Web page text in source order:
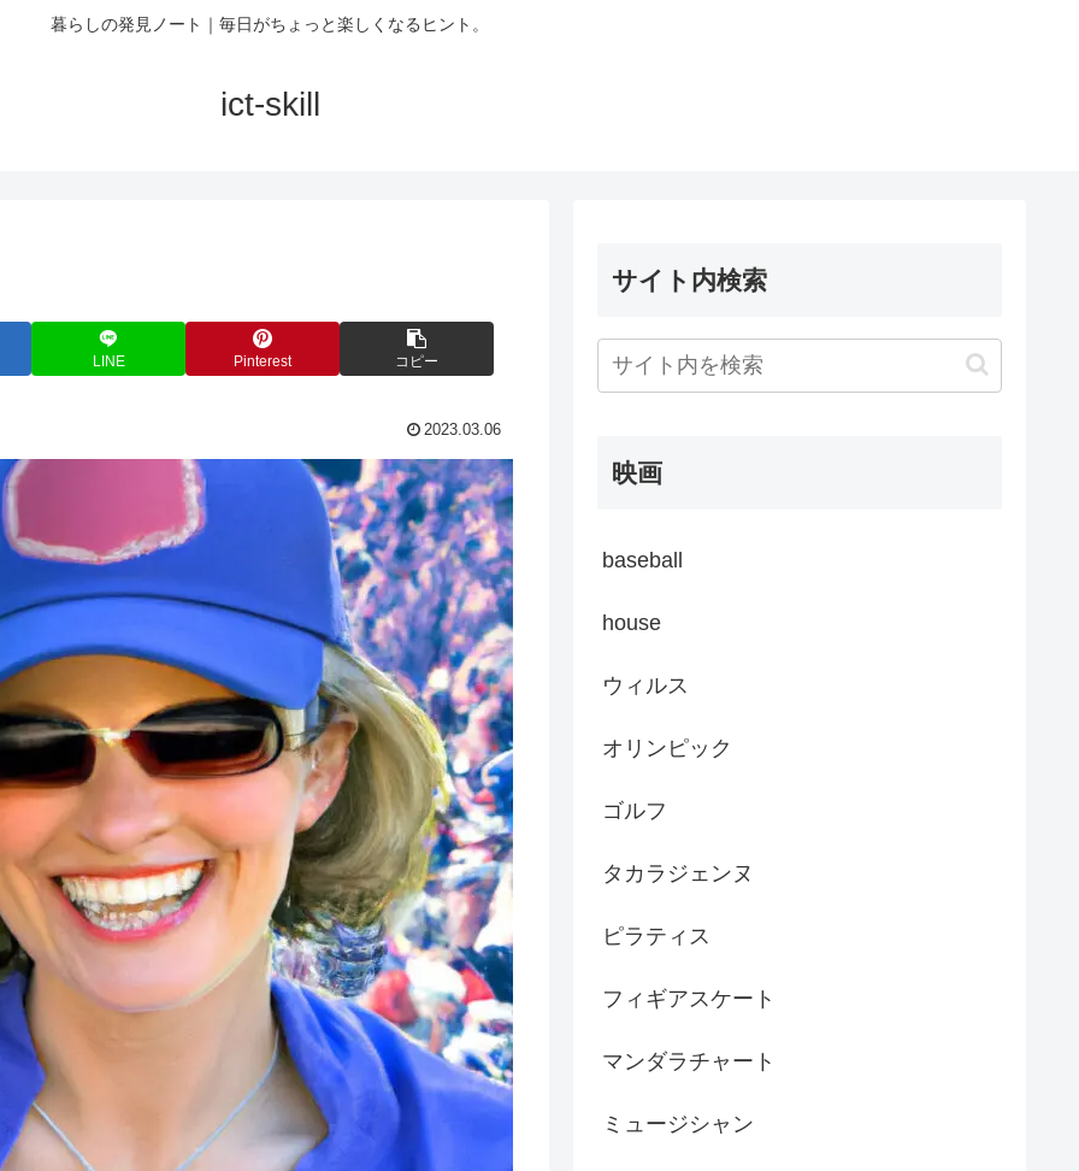
暮らしの発見ノート｜毎日がちょっと楽しくなるヒント。
ict-skill
LINE Pinterest コピー
2023.03.06
サイト内検索
映画
baseball
house
ウィルス
オリンピック
ゴルフ
タカラジェンヌ
ピラティス
フィギアスケート
マンダラチャート
ミュージシャン